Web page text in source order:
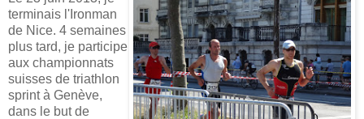
terminais l'Ironman
de Nice. 4 semaines
plus tard, je participe
aux championnats
suisses de triathlon
sprint à Genève,
dans le but de